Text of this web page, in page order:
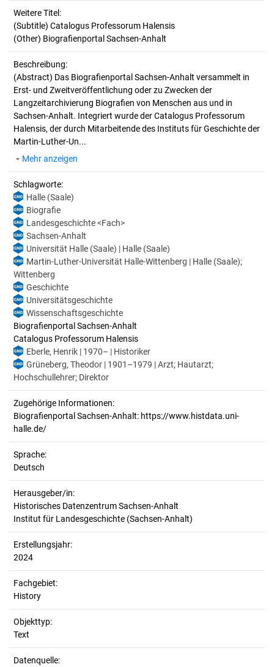
Weitere Titel:
(Subtitle) Catalogus Professorum Halensis
(Other) Biografienportal Sachsen-Anhalt
Beschreibung:
(Abstract) Das Biografienportal Sachsen-Anhalt versammelt in
Erst- und Zweitveröffentlichung oder zu Zwecken der
Langzeitarchivierung Biografien von Menschen aus und in
Sachsen-Anhalt. Integriert wurde der Catalogus Professorum
Halensis, der durch Mitarbeitende des Instituts für Geschichte der
Martin-Luther-Un...
Mehr anzeigen
Schlagworte:
Halle (Saale)
Biografie
Landesgeschichte <Fach>
Sachsen-Anhalt
Universität Halle (Saale) | Halle (Saale)
Martin-Luther-Universität Halle-Wittenberg | Halle (Saale);
Wittenberg
Geschichte
Universitätsgeschichte
Wissenschaftsgeschichte
Biografienportal Sachsen-Anhalt
Catalogus Professorum Halensis
Eberle, Henrik | 1970– | Historiker
Grüneberg, Theodor | 1901–1979 | Arzt; Hautarzt;
Hochschullehrer; Direktor
Zugehörige Informationen:
Biografienportal Sachsen-Anhalt: https://www.histdata.uni-
halle.de/
Sprache:
Deutsch
Herausgeber/in:
Historisches Datenzentrum Sachsen-Anhalt
Institut für Landesgeschichte (Sachsen-Anhalt)
Erstellungsjahr:
2024
Fachgebiet:
History
Objekttyp:
Text
Datenquelle: